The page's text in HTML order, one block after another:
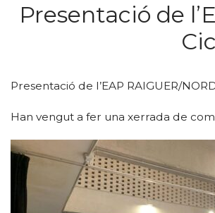
Presentació de
Presentació de l’EAP RAIGUER/
Han vengut a fer una xerrada de